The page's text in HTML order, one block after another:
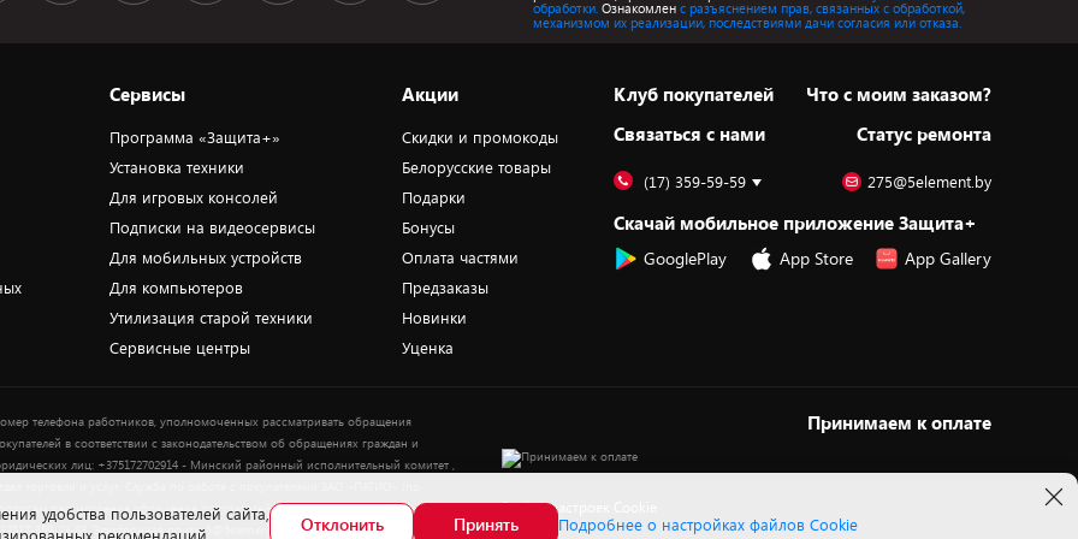
обработки. Ознакомлен с разъяснением прав, связанных с обработкой,
механизмом их реализации, последствиями дачи согласия или отказа.
Сервисы
Программа «Защита+»
Установка техники
Для игровых консолей
Подписки на видеосервисы
Для мобильных устройств
Для компьютеров
Утилизация старой техники
Сервисные центры
Акции
Скидки и промокоды
Белорусские товары
Подарки
Бонусы
Оплата частями
Предзаказы
Новинки
Уценка
Клуб покупателей
Cвязаться с нами
Что с моим заказом?
Статус ремонта
(17) 359-59-59 275@5element.by
Скачай мобильное приложение Защита+
GooglePlay App Store App Gallery
телефона работников, уполномоченных рассматривать обращения
в соответствии с законодательством об обращениях граждан и
лиц: +375172702914 - Минский районный исполнительный комитет ,
рассмотрения обращения покупателей о нарушении их прав): Тел.:
359-23-83. Электронная почта: 5@5element.by
Принимаем к оплате
Выбор настроек Cookie
удобства пользователей сайта,
Отклонить Принять Подробнее о настройках файлов Cookie